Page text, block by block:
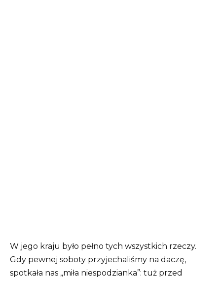
W jego kraju było pełno tych wszystkich rzeczy.
Gdy pewnej soboty przyjechaliśmy na daczę,
spotkała nas „miła niespodzianka”: tuż przed